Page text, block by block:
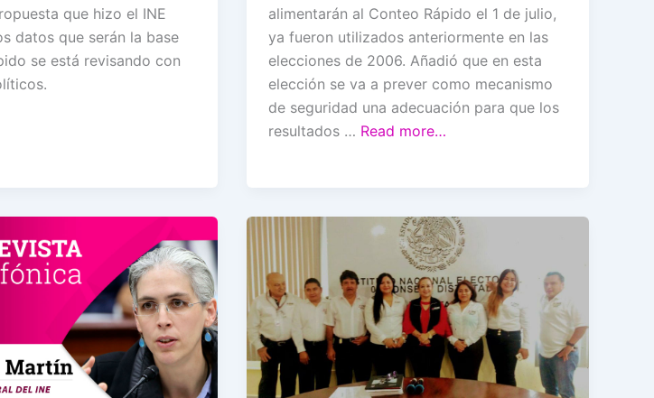
que hizo el INE
datos que serán la base
se está revisando con
alimentarán al Conteo Rápido el 1 de julio,
ya fueron utilizados anteriormente en las
elecciones de 2006. Añadió que en esta
elección se va a prever como mecanismo
de seguridad una adecuación para que los
resultados … Read more…